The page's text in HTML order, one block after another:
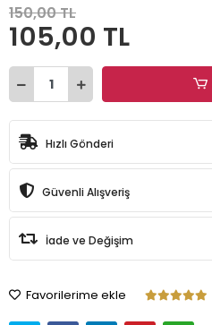
150,00 TL
105,00 TL
Hızlı Gönderi
Güvenli Alışveriş
İade ve Değişim
Favorilerime ekle